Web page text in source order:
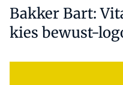
Bakker Bart:
kies bewust-